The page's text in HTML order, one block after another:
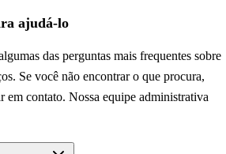
ajudá-lo
das perguntas mais frequentes sobre
Se você não encontrar o que procura,
em contato. Nossa equipe administrativa